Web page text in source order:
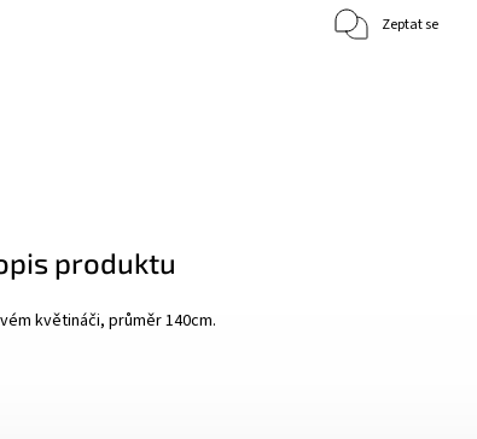
Zeptat se
produktu
květináči, průměr 140cm.